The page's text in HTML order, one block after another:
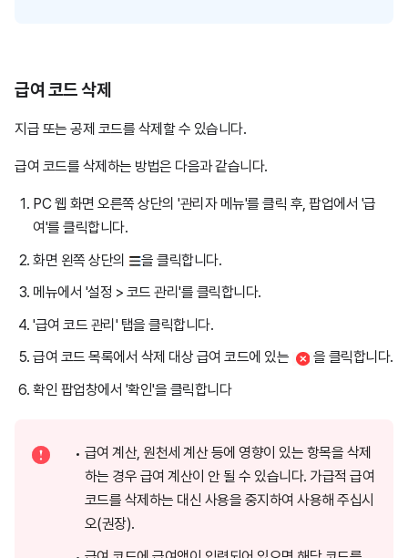
급여 코드 삭제
지급 또는 공제 코드를 삭제할 수 있습니다.
급여 코드를 삭제하는 방법은 다음과 같습니다.
PC 웹 화면 오른쪽 상단의 '관리자 메뉴'를 클릭 후, 팝업에서 '급
여'를 클릭합니다.
화면 왼쪽 상단의
을 클릭합니다.
메뉴에서 '설정 > 코드 관리'를 클릭합니다.
'급여 코드 관리' 탭을 클릭합니다.
급여 코드 목록에서 삭제 대상 급여 코드에 있는
을 클릭합니다.
확인 팝업창에서 '확인'을 클릭합니다
급여 계산, 원천세 계산 등에 영향이 있는 항목을 삭제
하는 경우 급여 계산이 안 될 수 있습니다. 가급적 급여
코드를 삭제하는 대신 사용을 중지하여 사용해 주십시
오(권장).